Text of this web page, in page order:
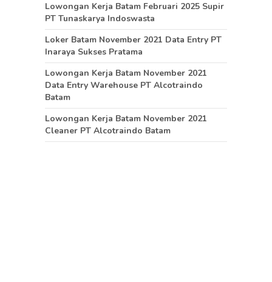
Lowongan Kerja Batam Februari 2025 Supir
PT Tunaskarya Indoswasta
Loker Batam November 2021 Data Entry PT
Inaraya Sukses Pratama
Lowongan Kerja Batam November 2021
Data Entry Warehouse PT Alcotraindo
Batam
Lowongan Kerja Batam November 2021
Cleaner PT Alcotraindo Batam